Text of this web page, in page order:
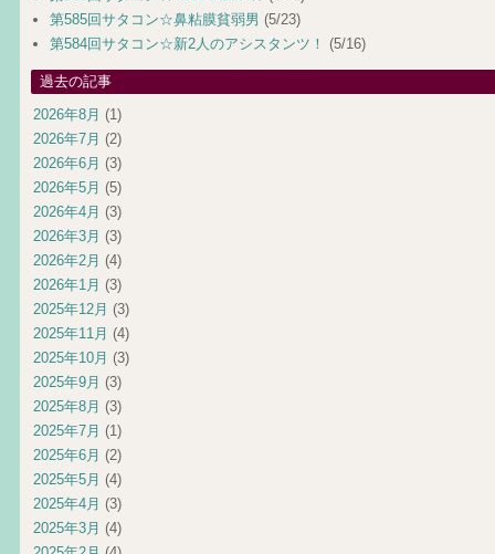
第585回サタコン☆鼻粘膜貧弱男 (5/23)
第584回サタコン☆新2人のアシスタンツ！ (5/16)
過去の記事
2026年8月 (1)
2026年7月 (2)
2026年6月 (3)
2026年5月 (5)
2026年4月 (3)
2026年3月 (3)
2026年2月 (4)
2026年1月 (3)
2025年12月 (3)
2025年11月 (4)
2025年10月 (3)
2025年9月 (3)
2025年8月 (3)
2025年7月 (1)
2025年6月 (2)
2025年5月 (4)
2025年4月 (3)
2025年3月 (4)